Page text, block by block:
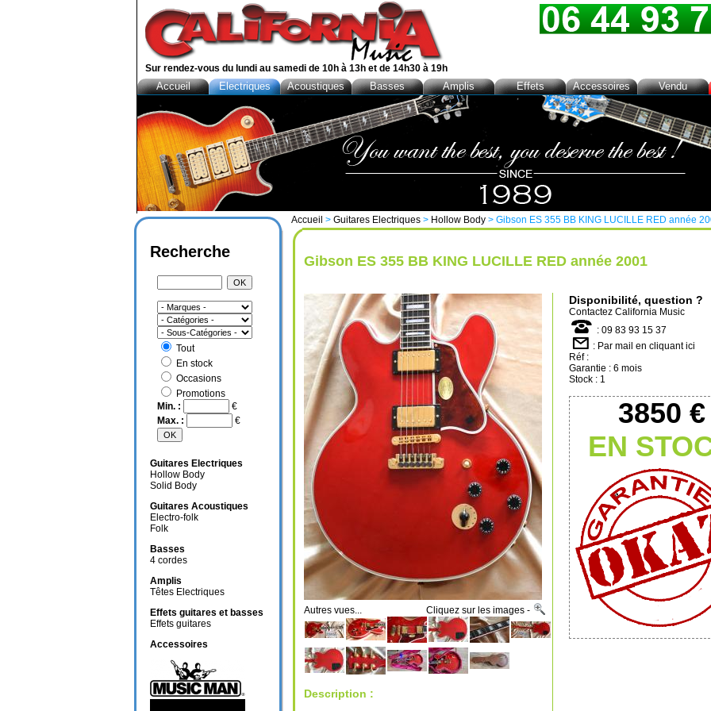
Accueil > Guitares Electriques > Hollow Body > Gibson ES 355 BB KING LUCILLE RED année
Gibson ES 355 BB KING LUCILLE RED année 2001
Autres vues... Cliquez sur les images -
Description :
Disponibilité, question ?
Contactez California Music
: 09 83 93 15 37
: Par mail en cliquant ici
Réf :
Garantie : 6 mois
Stock : 1
3850 €
EN
Recherche
Tout
En stock
Occasions
Promotions
Min. :
€
Max. :
€
Guitares Electriques
Hollow Body
Solid Body
Guitares Acoustiques
Electro-folk
Folk
Basses
4 cordes
Amplis
Têtes Electriques
Effets guitares et basses
Effets guitares
Accessoires
Sur rendez-vous du lundi au samedi de 10h à 13h et de 14h30 à 19h
Accueil Electriques Acoustiques Basses Amplis Effets Accessoires Vendu